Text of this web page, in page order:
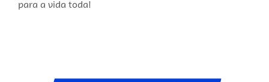
para a vida toda!